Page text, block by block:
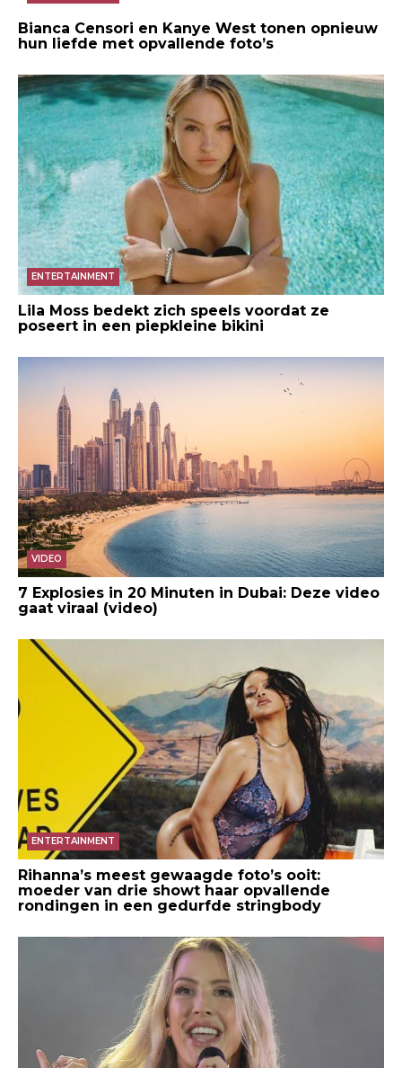
Bianca Censori en Kanye West tonen opnieuw
hun liefde met opvallende foto’s
ENTERTAINMENT
Lila Moss bedekt zich speels voordat ze
poseert in een piepkleine bikini
VIDEO
7 Explosies in 20 Minuten in Dubai: Deze video
gaat viraal (video)
ENTERTAINMENT
Rihanna’s meest gewaagde foto’s ooit:
moeder van drie showt haar opvallende
rondingen in een gedurfde stringbody